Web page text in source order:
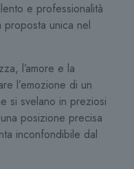
e professionalità
unica nel
l’amore e la
l’emozione di un
si svelano in preziosi
posizione precisa
inconfondibile dal